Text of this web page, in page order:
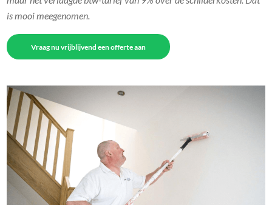
is mooi meegenomen.
Vraag nu vrijblijvend een offerte aan